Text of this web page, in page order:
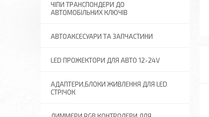
ЧІПИ ТРАНСПОНДЕРИ ДО
АВТОМОБІЛЬНИХ КЛЮЧІВ
АВТОАКСЕСУАРИ ТА ЗАПЧАСТИНИ
LED ПРОЖЕКТОРИ ДЛЯ АВТО 12-24V
АДАПТЕРИ,БЛОКИ ЖИВЛЕННЯ ДЛЯ LED
СТРІЧОК